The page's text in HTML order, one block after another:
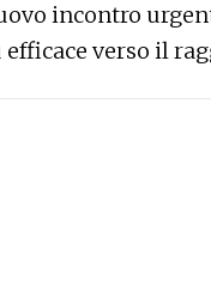
incontro
verso il